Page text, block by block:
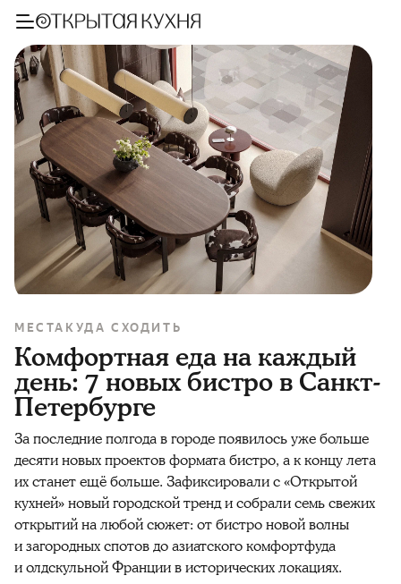
МЕСТА КУДА СХОДИТЬ
Комфортная еда на каждый
день: 7 новых бистро в Санкт-
Петербурге
За последние полгода в городе появилось уже больше
десяти новых проектов формата бистро, а к концу лета
их станет ещё больше. Зафиксировали с «Открытой
кухней» новый городской тренд и собрали семь свежих
открытий на любой сюжет: от бистро новой волны
и загородных спотов до азиатского комфортфуда
и олдскульной Франции в исторических локациях.